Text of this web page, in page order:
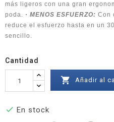
más ligeros con una gran
poda. · MENOS ESFUERZO: Con
reduce el esfuerzo hasta en un
sencillo.
Cantidad
 Añadir al
 En stock